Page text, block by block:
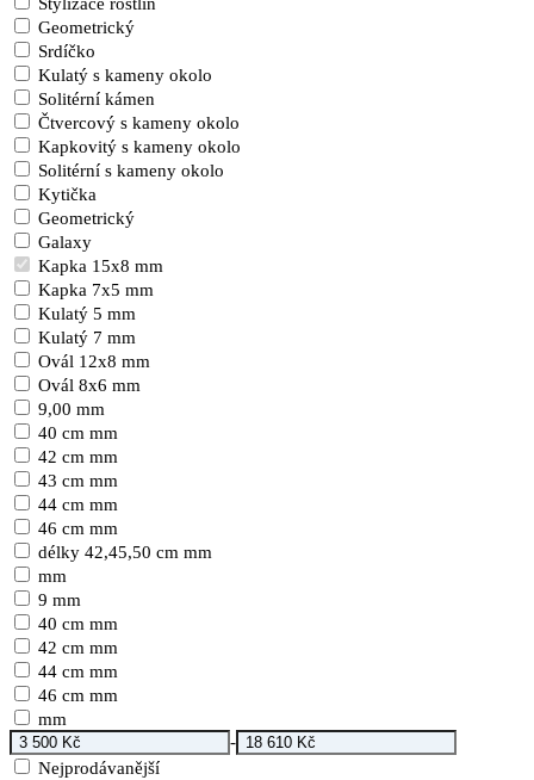
Geometrický
Srdíčko
Kulatý s kameny okolo
Solitérní kámen
Čtvercový s kameny okolo
Kapkovitý s kameny okolo
Solitérní s kameny okolo
Kytička
Geometrický
Galaxy
Kapka 15x8 mm
Kapka 7x5 mm
Kulatý 5 mm
Kulatý 7 mm
Ovál 12x8 mm
Ovál 8x6 mm
9,00 mm
40 cm mm
42 cm mm
43 cm mm
44 cm mm
46 cm mm
délky 42,45,50 cm mm
mm
9 mm
40 cm mm
42 cm mm
44 cm mm
46 cm mm
mm
-
Nejprodávanější